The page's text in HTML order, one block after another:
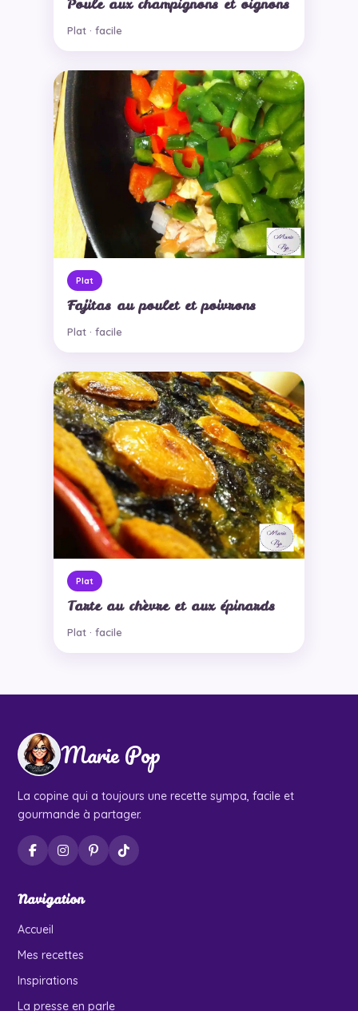
Plat · facile
Plat
Fajitas au poulet et poivrons
Plat · facile
Plat
Tarte au chèvre et aux épinards
Plat · facile
Marie Pop
La copine qui a toujours une recette sympa, facile et
gourmande à partager.
Navigation
Accueil
Mes recettes
Inspirations
La presse en parle